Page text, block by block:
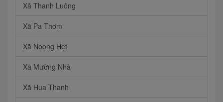
Xã Thanh Luông
Xã Pa Thơm
Xã Noong Hẹt
Xã Mường Nhà
Xã Hua Thanh